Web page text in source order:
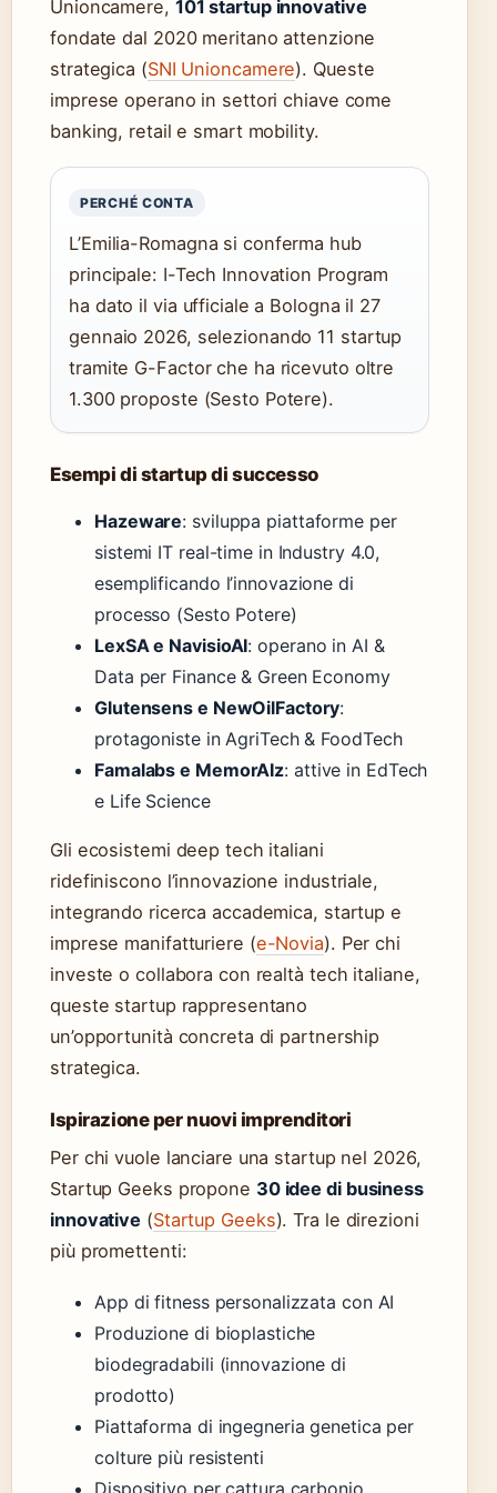
Unioncamere, 101 startup innovative
fondate dal 2020 meritano attenzione
strategica (SNI Unioncamere). Queste
imprese operano in settori chiave come
banking, retail e smart mobility.
PERCHÉ CONTA
L’Emilia-Romagna si conferma hub
principale: I-Tech Innovation Program
ha dato il via ufficiale a Bologna il 27
gennaio 2026, selezionando 11 startup
tramite G-Factor che ha ricevuto oltre
1.300 proposte (Sesto Potere).
Esempi di startup di successo
Hazeware: sviluppa piattaforme per
sistemi IT real-time in Industry 4.0,
esemplificando l’innovazione di
processo (Sesto Potere)
LexSA e NavisioAI: operano in AI &
Data per Finance & Green Economy
Glutensens e NewOilFactory:
protagoniste in AgriTech & FoodTech
Famalabs e MemorAIz: attive in EdTech
e Life Science
Gli ecosistemi deep tech italiani
ridefiniscono l’innovazione industriale,
integrando ricerca accademica, startup e
imprese manifatturiere (e-Novia). Per chi
investe o collabora con realtà tech italiane,
queste startup rappresentano
un’opportunità concreta di partnership
strategica.
Ispirazione per nuovi imprenditori
Per chi vuole lanciare una startup nel 2026,
Startup Geeks propone 30 idee di business
innovative (Startup Geeks). Tra le direzioni
più promettenti:
App di fitness personalizzata con AI
Produzione di bioplastiche
biodegradabili (innovazione di
prodotto)
Piattaforma di ingegneria genetica per
colture più resistenti
Dispositivo per cattura carbonio